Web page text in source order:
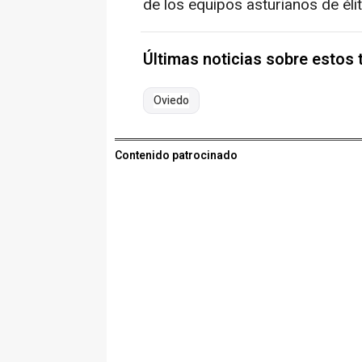
de los equipos asturianos de
Últimas noticias sobre estos
Oviedo
Contenido patrocinado